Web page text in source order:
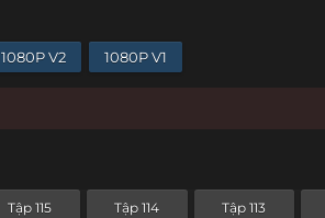
1080P V2 1080P V1
Tập 115 Tập 114 Tập 113